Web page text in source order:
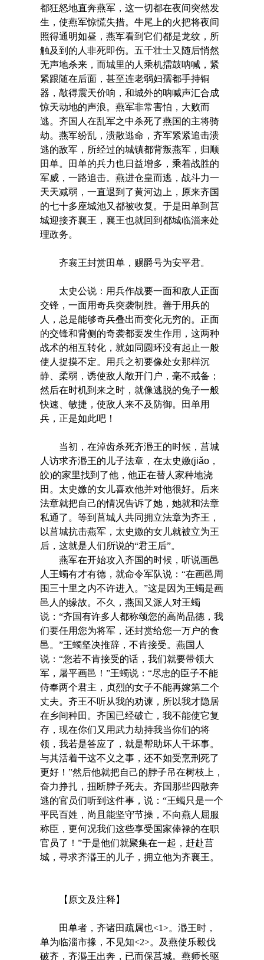
都狂怒地直奔燕军，这一切都在夜间突然发
生，使燕军惊慌失措。牛尾上的火把将夜间
照得通明如昼，燕军看到它们都是龙纹，所
触及到的人非死即伤。五千壮士又随后悄然
无声地杀来，而城里的人乘机擂鼓呐喊，紧
紧跟随在后面，甚至连老弱妇孺都手持铜
器，敲得震天价响，和城外的呐喊声汇合成
惊天动地的声浪。燕军非常害怕，大败而
逃。齐国人在乱军之中杀死了燕国的主将骑
劫。燕军纷乱，溃散逃命，齐军紧紧追击溃
逃的敌军，所经过的城镇都背叛燕军，归顺
田单。田单的兵力也日益增多，乘着战胜的
军威，一路追击。燕进仓皇而逃，战斗力一
天天减弱，一直退到了黄河边上，原来齐国
的七十多座城池又都被收复。于是田单到莒
城迎接齐襄王，襄王也就回到都城临淄来处
理政务。
齐襄王封赏田单，赐爵号为安平君。
太史公说：用兵作战要一面和敌人正面
交锋，一面用奇兵突袭制胜。善于用兵的
人，总是能够奇兵叠出而变化无穷的。正面
的交锋和背侧的奇袭都要发生作用，这两种
战术的相互转化，就如同圆环没有起止一般
使人捉摸不定。用兵之初要像处女那样沉
静、柔弱，诱使敌人敞开门户，毫不戒备；
然后在时机到来之时，就像逃脱的兔子一般
快速、敏捷，使敌人来不及防御。田单用
兵，正是如此吧！
当初，在淖齿杀死齐湣王的时候，莒城
人访求齐湣王的儿子法章，在太史嬓(jiǎo，
皎)的家里找到了他，他正在替人家种地浇
田。太史嬓的女儿喜欢他并对他很好。后来
法章就把自己的情况告诉了她，她就和法章
私通了。等到莒城人共同拥立法章为齐王，
以莒城抗击燕军，太史嬓的女儿就被立为王
后，这就是人们所说的“君王后”。
燕军在开始攻入齐国的时候，听说画邑
人王蠋有才有德，就命令军队说：“在画邑周
围三十里之内不许进入。”这是因为王蠋是画
邑人的缘故。不久，燕国又派人对王蠋
说：“齐国有许多人都称颂您的高尚品德，我
们要任用您为将军，还封赏给您一万户的食
邑。”王蠋坚决推辞，不肯接受。燕国人
说：“您若不肯接受的话，我们就要带领大
军，屠平画邑！”王蠋说：“尽忠的臣子不能
侍奉两个君主，贞烈的女子不能再嫁第二个
丈夫。齐王不听从我的劝谏，所以我才隐居
在乡间种田。齐国已经破亡，我不能使它复
存，现在你们又用武力劫持我当你们的将
领，我若是答应了，就是帮助坏人干坏事。
与其活着干这不义之事，还不如受烹刑死了
更好！”然后他就把自己的脖子吊在树枝上，
奋力挣扎，扭断脖子死去。齐国那些四散奔
逃的官员们听到这件事，说：“王蠋只是一个
平民百姓，尚且能坚守节操，不向燕人屈服
称臣，更何况我们这些享受国家俸禄的在职
官员了！”于是他们就聚集在一起，赶赴莒
城，寻求齐湣王的儿子，拥立他为齐襄王。
【原文及注释】
田单者，齐诸田疏属也<1>。湣王时，
单为临淄市掾，不见知<2>。及燕使乐毅伐
破齐，齐湣王出奔，已而保莒城。燕师长驱